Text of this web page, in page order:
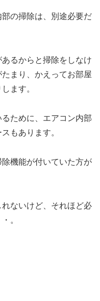
の掃除は、別途必要だ
るからと掃除をしなけ
まり、かえってお部屋
ます。
ために、エアコン内部
もあります。
機能が付いていた方が
ないけど、それほど必
。